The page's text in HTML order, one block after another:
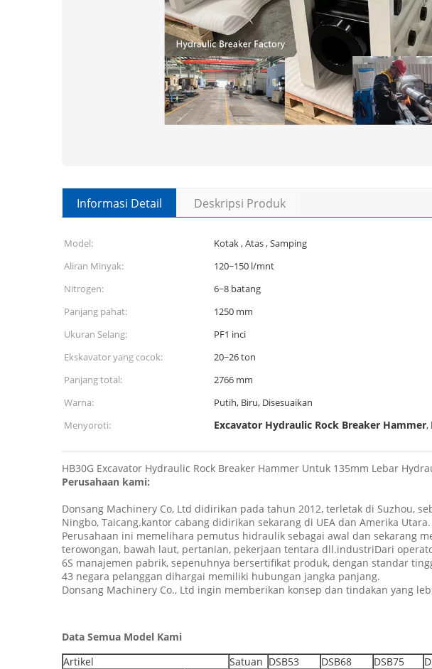
Informasi Detail Deskripsi Produk
Model: Kotak , Atas , Samping
Aliran Minyak:
120~150 l/mnt
Nitrogen:
6~8 batang
Panjang pahat:
1250 mm
Ukuran Selang:
PF1 inci
Ekskavator yang cocok:
20~26 ton
Panjang total:
2766 mm
Warna:
Putih, Biru, Disesuaikan
Menyoroti:
Excavator Hydraulic Rock Breaker Hammer,
HB30G Excavator Hydraulic Rock Breaker Hammer Untuk 135mm Lebar
Perusahaan kami:
Donsang Machinery Co, Ltd didirikan pada tahun 2012, terletak di Suzhou,
Ningbo, Taicang.kantor cabang didirikan sekarang di UEA dan Amerika Utara.
Perusahaan ini memelihara pemutus hidraulik sebagai awal dan sekarang
terowongan, bawah laut, pertanian, pekerjaan tentara dll.industriDari
6S manajemen pabrik, sepenuhnya bersertifikat produk, dengan standar
43 negara pelanggan dihargai memiliki hubungan jangka panjang.
Donsang Machinery Co., Ltd ingin memberikan konsep dan tindakan yang
Data Semua Model Kami
Artikel
Satuan DSB53 DSB68 DSB75